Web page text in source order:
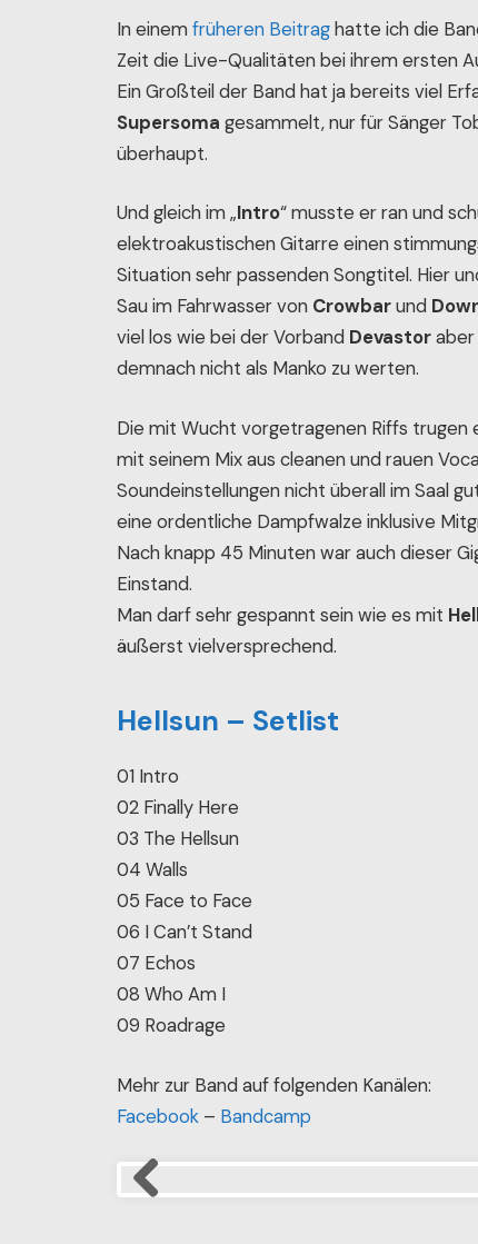
In einemfrüheren Beitraghatte ich die
Zeit die Live-Qualitäten bei ihrem ersten
Ein Großteil der Band hat ja bereits viel
Supersoma
Und gleich im „Intro“ musste er ran und
elektroakustischen Gitarre einen
Situation sehr passenden Songtitel. Hier
Sau im Fahrwasser vonCrowbarund
viel los wie bei der Vorband Devastor
Die mit Wucht vorgetragenen Riffs trugen
mit seinem Mix aus cleanen und rauen
Soundeinstellungen nicht überall im Saal
eine ordentliche Dampfwalze inklusive
Nach knapp 45 Minuten war auch dieser
Einstand.
Man darf sehr gespannt sein wie es mit
01 Intro
02 Finally Here
03 The Hellsun
04 Walls
05 Face to Face
06 I Can’t Stand
07 Echos
08 Who Am I
Mehr zur Band auf folgenden Kanälen: